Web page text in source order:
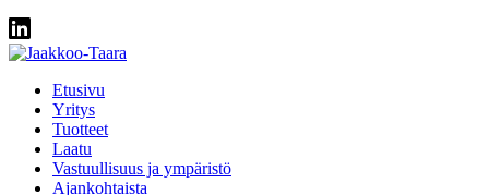
Etusivu
Yritys
Tuotteet
Laatu
Vastuullisuus ja ympäristö
Ajankohtaista